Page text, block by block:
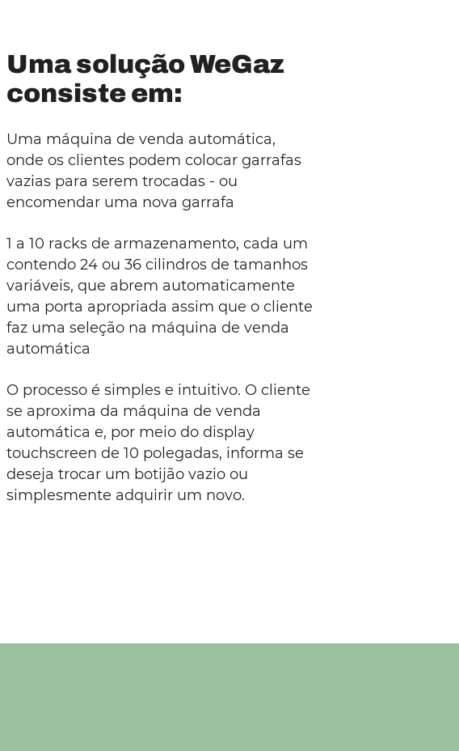
Uma solução WeGaz
consiste em:
Uma máquina de venda automática,
onde os clientes podem colocar garrafas
vazias para serem trocadas - ou
encomendar uma nova garrafa
1 a 10 racks de armazenamento, cada um
contendo 24 ou 36 cilindros de tamanhos
variáveis, que abrem automaticamente
uma porta apropriada assim que o cliente
faz uma seleção na máquina de venda
automática
O processo é simples e intuitivo. O cliente
se aproxima da máquina de venda
automática e, por meio do display
touchscreen de 10 polegadas, informa se
deseja trocar um botijão vazio ou
simplesmente adquirir um novo.